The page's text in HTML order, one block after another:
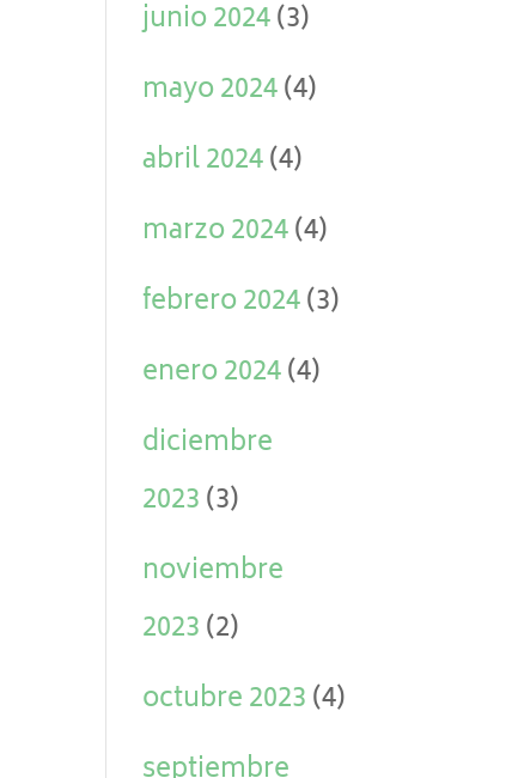
junio 2024(3)
mayo 2024(4)
abril 2024(4)
marzo 2024(4)
febrero 2024(3)
enero 2024(4)
diciembre
2023(3)
noviembre
2023(2)
octubre 2023(4)